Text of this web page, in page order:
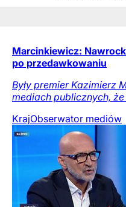
Marcinkiewicz:
po przedawkowaniu
Były premier Kazimierz
mediach publicznych,
KrajObserwator mediów